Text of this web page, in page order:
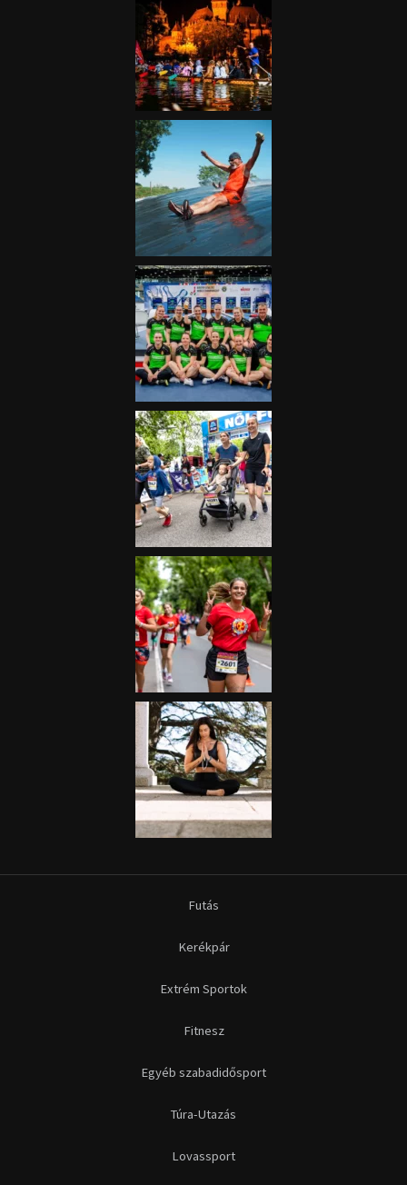
Futás
Kerékpár
Extrém Sportok
Fitnesz
Egyéb szabadidősport
Túra-Utazás
Lovassport